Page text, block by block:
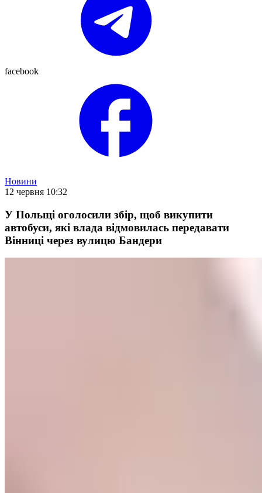
facebook
Новини
12 червня 10:32
У Польщі оголосили збір, щоб викупити
автобуси, які влада відмовилась передавати
Вінниці через вулицю Бандери